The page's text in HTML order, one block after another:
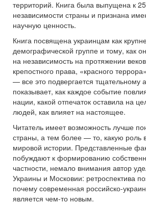
территорий. Книга была выпущена к
независимости страны и признана
научную ценность.
Книга посвящена украинцам как
демографической группе и тому, как
на независимость на протяжении
крепостного права, «красного
— все это подвергается тщательному
показывает, как каждое событие
нации, какой отпечаток оставила на
людей, как влияет на настоящее.
Читатель имеет возможность лучше
страны, а тем более — то, какую роль
мировой истории. Представленные
побуждают к формированию
частности, немало внимания автор
Украины и Московии: ретроспектива
почему современная российско-
является чем-то новым.